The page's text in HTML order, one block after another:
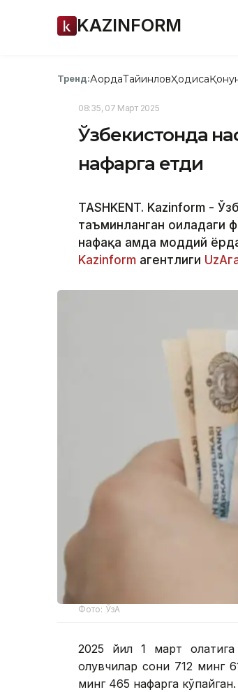
KAZINFORM
Тренд:АқордаТайинловҲодиса
08:35, 07 Март 2025
Ўзбекистонда
нафарга етди
TASHKENT. Kazinform -
таъминланган оиладаги
нафақа ҳамда моддий
Kazinform агентлиги
Фото: ЎзА
2025 йил 1 март
олувчилар сони 712 минг
минг 465 нафарга кўпайган.